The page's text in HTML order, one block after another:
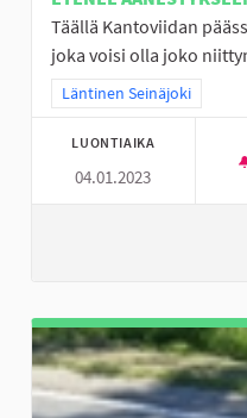
Täällä Kantoviidan
joka voisi olla joko
Rajaa tulokset teeman
Läntinen Seinäjoki
LUONTIAIKA
04.01.2023